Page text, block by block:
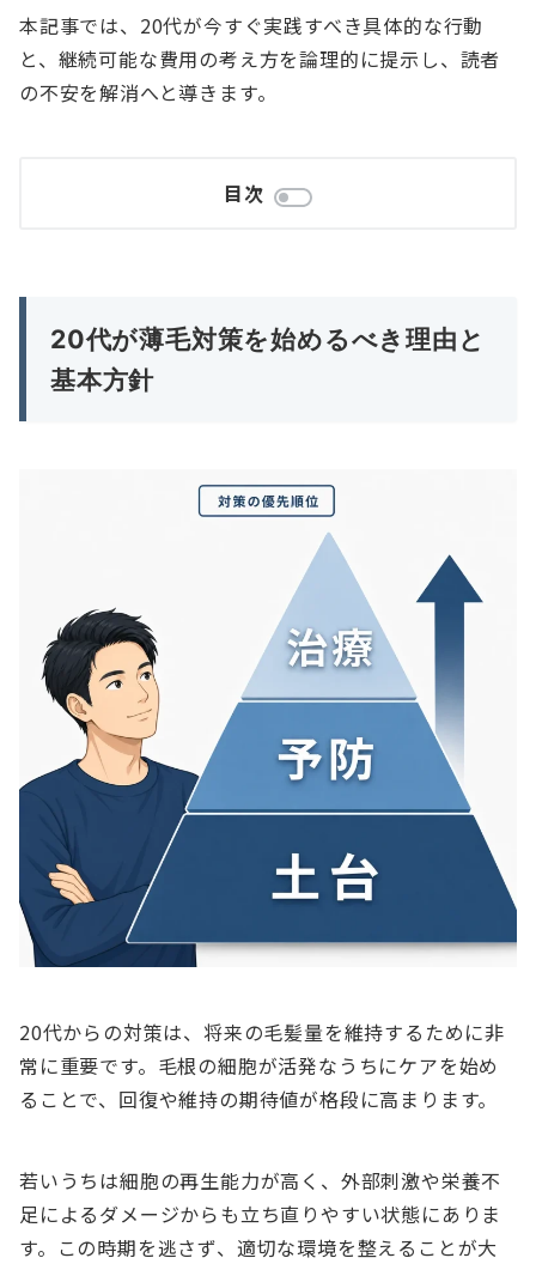
本記事では、20代が今すぐ実践すべき具体的な行動
と、継続可能な費用の考え方を論理的に提示し、読者
の不安を解消へと導きます。
目次
20代が薄毛対策を始めるべき理由と
基本方針
20代からの対策は、将来の毛髪量を維持するために非
常に重要です。毛根の細胞が活発なうちにケアを始め
ることで、回復や維持の期待値が格段に高まります。
若いうちは細胞の再生能力が高く、外部刺激や栄養不
足によるダメージからも立ち直りやすい状態にありま
す。この時期を逃さず、適切な環境を整えることが大